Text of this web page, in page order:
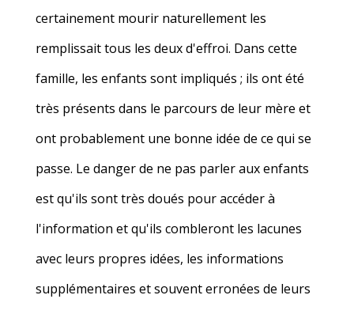
certainement mourir naturellement les
remplissait tous les deux d'effroi. Dans cette
famille, les enfants sont impliqués ; ils ont été
très présents dans le parcours de leur mère et
ont probablement une bonne idée de ce qui se
passe. Le danger de ne pas parler aux enfants
est qu'ils sont très doués pour accéder à
l'information et qu'ils combleront les lacunes
avec leurs propres idées, les informations
supplémentaires et souvent erronées de leurs